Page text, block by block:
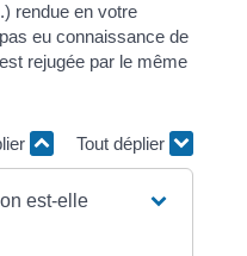
rendue en votre
eu connaissance de
rejugée par le même
Tout déplier
est-elle